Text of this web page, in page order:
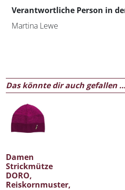
Verantwortliche Person in
Martina Lewe
Das könnte dir auch gefallen …
Damen
Strickmütze
DORO,
Reiskornmuster,